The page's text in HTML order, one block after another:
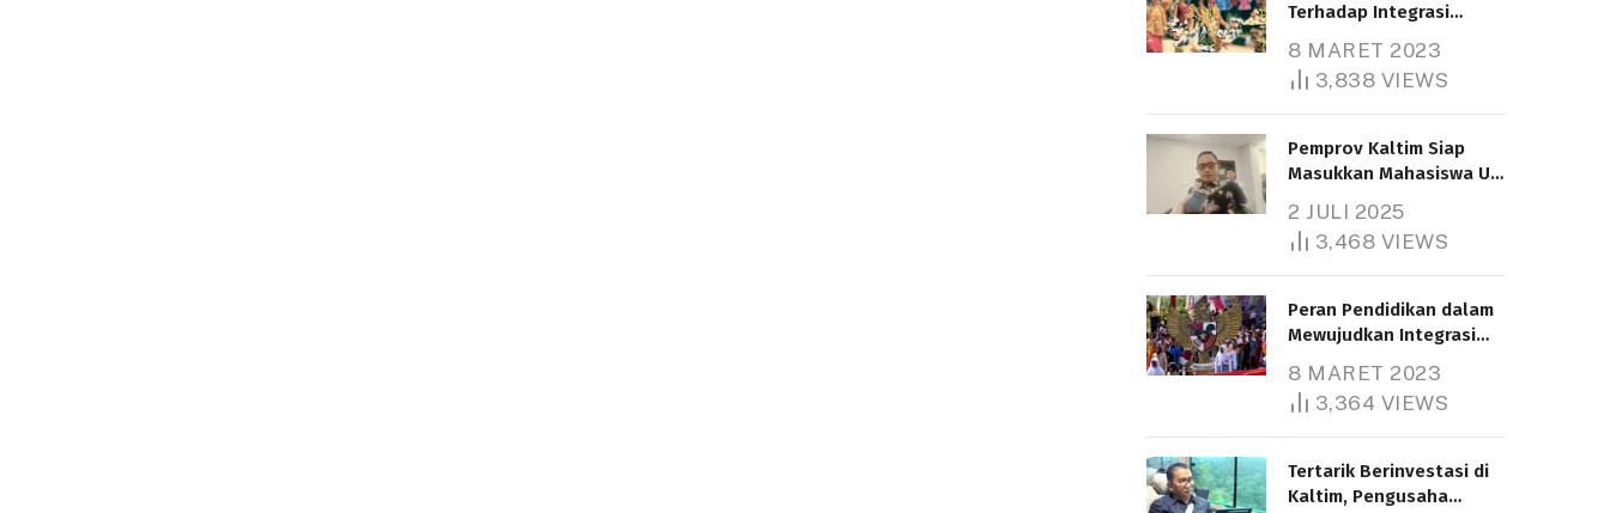
Terhadap Integrasi
8 MARET 2023
3,838 VIEWS
Pemprov Kaltim Siap
Masukkan Mahasiswa UT
Bantuan Pendidikan
Gratispol
2 JULI 2025
3,468 VIEWS
Peran Pendidikan dalam
Mewujudkan Integrasi
8 MARET 2023
3,364 VIEWS
Tertarik Berinvestasi di
Kaltim, Pengusaha